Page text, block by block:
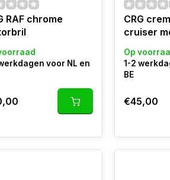
RAF chrome
voor NL en
CRG
cruiser
Op
1-2
BE
€45,00